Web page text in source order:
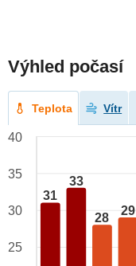
Výhled počasí
Teplota Vítr
31
33
28
29
40
35
30
25